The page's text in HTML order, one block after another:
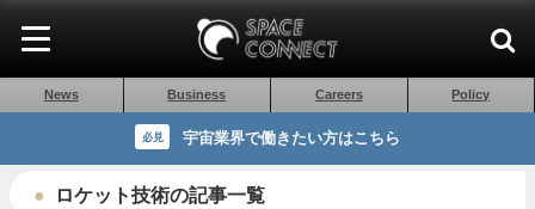
News Business Careers Policy
必見 宇宙業界で働きたい方はこちら
ロケット技術の記事一覧